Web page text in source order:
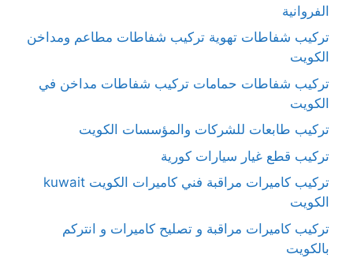
الفروانية
تركيب شفاطات تهوية تركيب شفاطات مطاعم ومداخن
الكويت
تركيب شفاطات حمامات تركيب شفاطات مداخن في
الكويت
تركيب طابعات للشركات والمؤسسات الكويت
تركيب قطع غيار سيارات كورية
تركيب كاميرات مراقبة فني كاميرات الكويت kuwait
الكويت
تركيب كاميرات مراقبة و تصليح كاميرات و انتركم
بالكويت